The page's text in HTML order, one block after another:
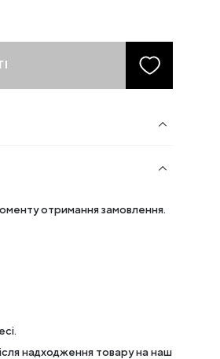
отримання замовлення.
надходження товару на наш